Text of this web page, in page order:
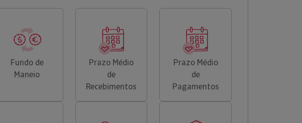
Fundo de
Maneio
Prazo Médio
de
Recebimentos
Prazo Médio
de
Pagamentos